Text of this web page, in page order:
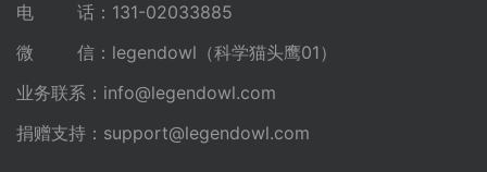
电 话：131-02033885
微 信：legendowl（科学猫头鹰01）
业务联系： info@legendowl.com
捐赠支持： support@legendowl.com